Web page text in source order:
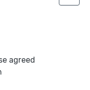
agreed